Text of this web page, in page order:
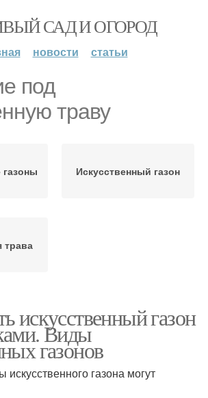
САД И ОГОРОД
новости статьи
под
траву
газоны Искусственный газон
трава
искусственный газон
Виды
газонов
газона могут